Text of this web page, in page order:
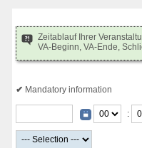
Zeitablauf Ihrer
VA-Beginn, VA-Ende,
Mandatory information
: